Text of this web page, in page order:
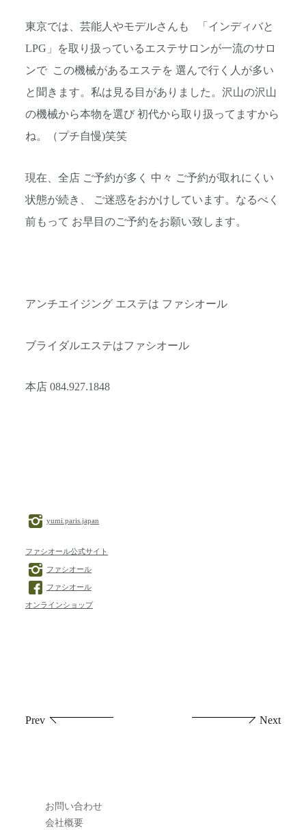
東京では、芸能人やモデルさんも 「インディバと
LPG」を取り扱っているエステサロンが一流のサロ
ンで この機械があるエステを 選んで行く人が多い
と聞きます。私は見る 目がありました。沢山の沢山
の機械から本物を選び 初代から取り扱ってますから
ね。（プチ自慢)笑笑
現在、全店 ご予約が多く 中々 ご予約が取れにくい
状態が続き、 ご迷惑をおかけしています。なるべく
前もって お早目のご予約をお願い致します。
アンチエイジング エステは ファシオール
ブライダルエステはファシオール
本店 084.927.1848
yumi.paris.japan
ファシオール公式サイト
ファシオール
ファシオール
オンラインショップ
Prev Next
お問い合わせ
会社概要